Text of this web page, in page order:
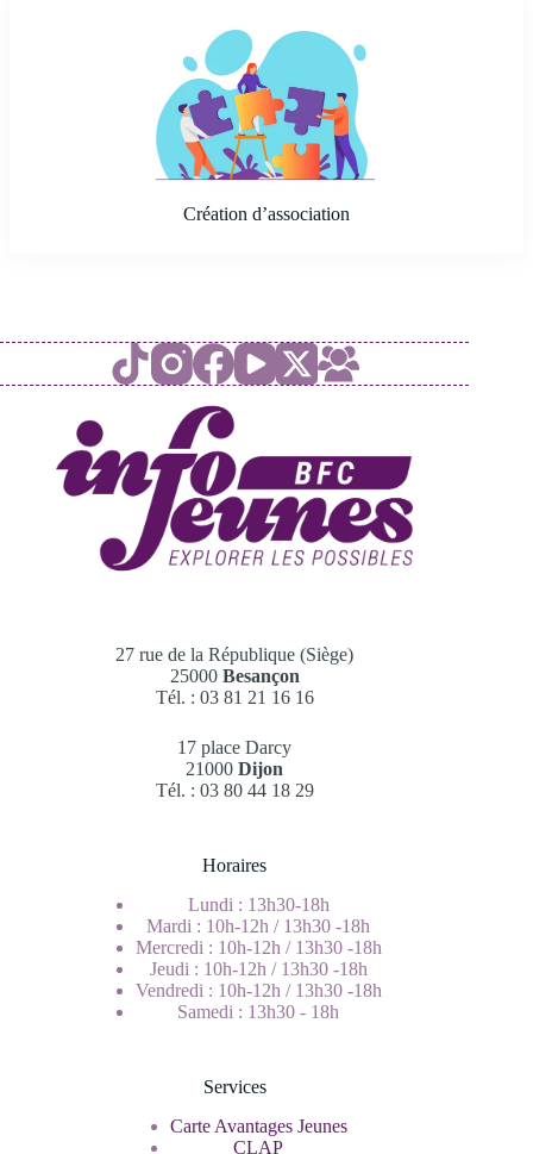
Création d’association
27 rue de la République (Siège)
25000 Besançon
Tél. : 03 81 21 16 16
17 place Darcy
21000Dijon
Tél. : 03 80 44 18 29
Horaires
Lundi : 13h30-18h
Mardi : 10h-12h / 13h30 -18h
Mercredi : 10h-12h / 13h30 -18h
Jeudi : 10h-12h / 13h30 -18h
Vendredi : 10h-12h / 13h30 -18h
Samedi : 13h30 - 18h
Services
Carte Avantages Jeunes
CLAP